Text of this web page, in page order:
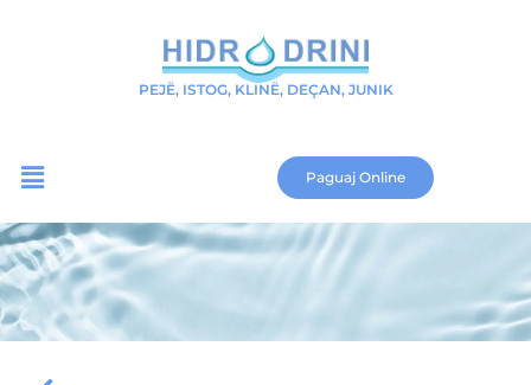
PEJË, ISTOG, KLINË, DEÇAN, JUNIK
Paguaj Online